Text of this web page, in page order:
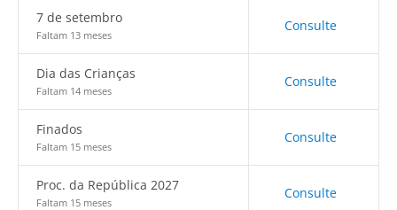
7 de setembro
Faltam 13 meses
Consulte
Dia das Crianças
Faltam 14 meses
Consulte
Finados
Faltam 15 meses
Consulte
Proc. da República 2027
Faltam 15 meses
Consulte